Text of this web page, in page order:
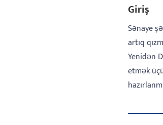
Giriş
Sənaye
artıq
Yenidən
etmək